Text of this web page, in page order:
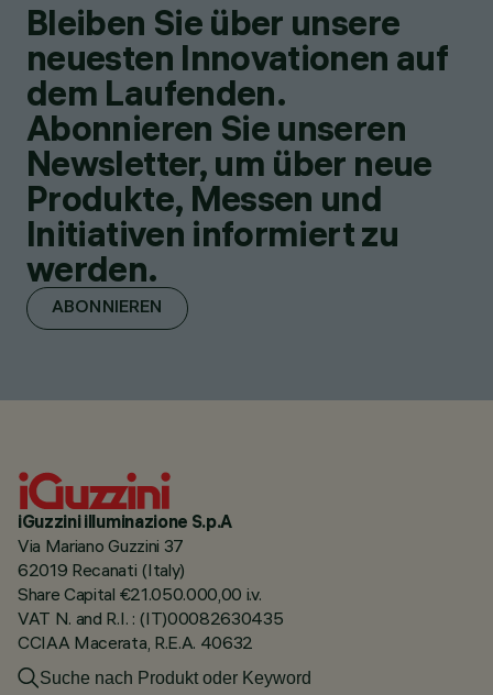
Bleiben Sie über unsere
neuesten Innovationen auf
dem Laufenden.
Abonnieren Sie unseren
Newsletter, um über neue
Produkte, Messen und
Initiativen informiert zu
werden.
ABONNIEREN
iGuzzini illuminazione S.p.A
Via Mariano Guzzini 37
62019 Recanati (Italy)
Share Capital €21.050.000,00 i.v.
VAT N. and R.I. : (IT)00082630435
CCIAA Macerata, R.E.A. 40632